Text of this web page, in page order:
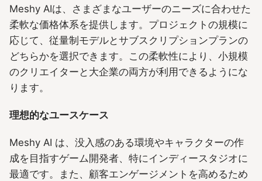
Meshy AIは、さまざまなユーザーのニーズに合わせた
柔軟な価格体系を提供します。プロジェクトの規模に
応じて、従量制モデルとサブスクリプションプランの
どちらかを選択できます。この柔軟性により、小規模
のクリエイターと大企業の両方が利用できるようにな
ります。
理想的なユースケース
Meshy AI は、没入感のある環境やキャラクターの作
成を目指すゲーム開発者、特にインディースタジオに
最適です。また、顧客エンゲージメントを高めるため